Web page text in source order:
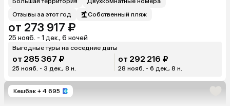
Отзывы за этот год
Собственный пляж
от 273 917 ₽
25 нояб. - 1 дек., 6 ночей
Выгодные туры на соседние даты
от 285 367 ₽
25 нояб. - 3 дек., 8 н.
от 292 216 ₽
28 нояб. - 6 дек., 8 н.
Кешбэк + 4 695